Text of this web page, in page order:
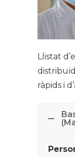
Llistat
ràpids i
P